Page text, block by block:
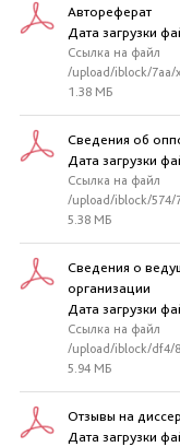
Автореферат
Дата загрузки
Ссылка на файл
/upload/iblock/
1.38 МБ
Сведения об
Дата загрузки
Ссылка на файл
/upload/iblock/574/
5.38 МБ
Сведения о
организации
Дата загрузки
Ссылка на файл
/upload/iblock/df4/
5.94 МБ
Отзывы на
Дата загрузки